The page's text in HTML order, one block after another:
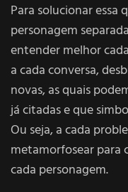
Para solucionar essa
personagem
entender melhor
a cada conversa,
novas, as quais
já citadas e que
Ou seja, a cada
metamorfosear para
cada personagem.